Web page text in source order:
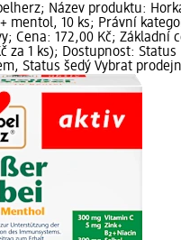
Název produktu:
mentol, 10 ks; Právní
Cena: 172,00 Kč; Základní
za 1 ks); Dostupnost: Status
Status šedý Vybrat